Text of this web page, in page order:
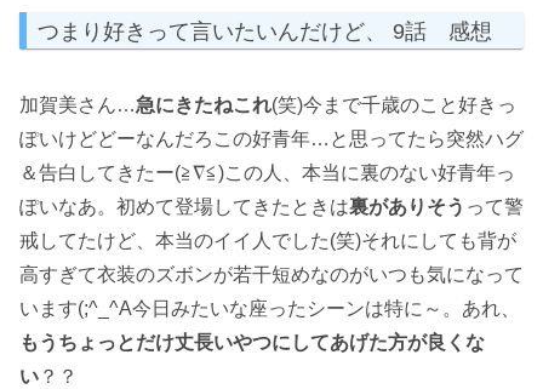
つまり好きって言いたいんだけど、 9話 感想
加賀美さん…急にきたねこれ(笑)今まで千歳のこと好きっ
ぽいけどどーなんだろこの好青年…と思ってたら突然ハグ
＆告白してきたー(≧∇≦)この人、本当に裏のない好青年っ
ぽいなあ。初めて登場してきたときは裏がありそう って警
戒してたけど、本当のイイ人でした(笑)それにしても背が
高すぎて衣装のズボンが若干短めなのがいつも気になって
います(;^_^A今日みたいな座ったシーンは特に～。あれ、
もうちょっとだけ丈長いやつにしてあげた方が良くな
い ？？